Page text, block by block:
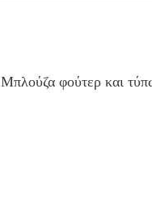
Μπλούζα φούτερ και